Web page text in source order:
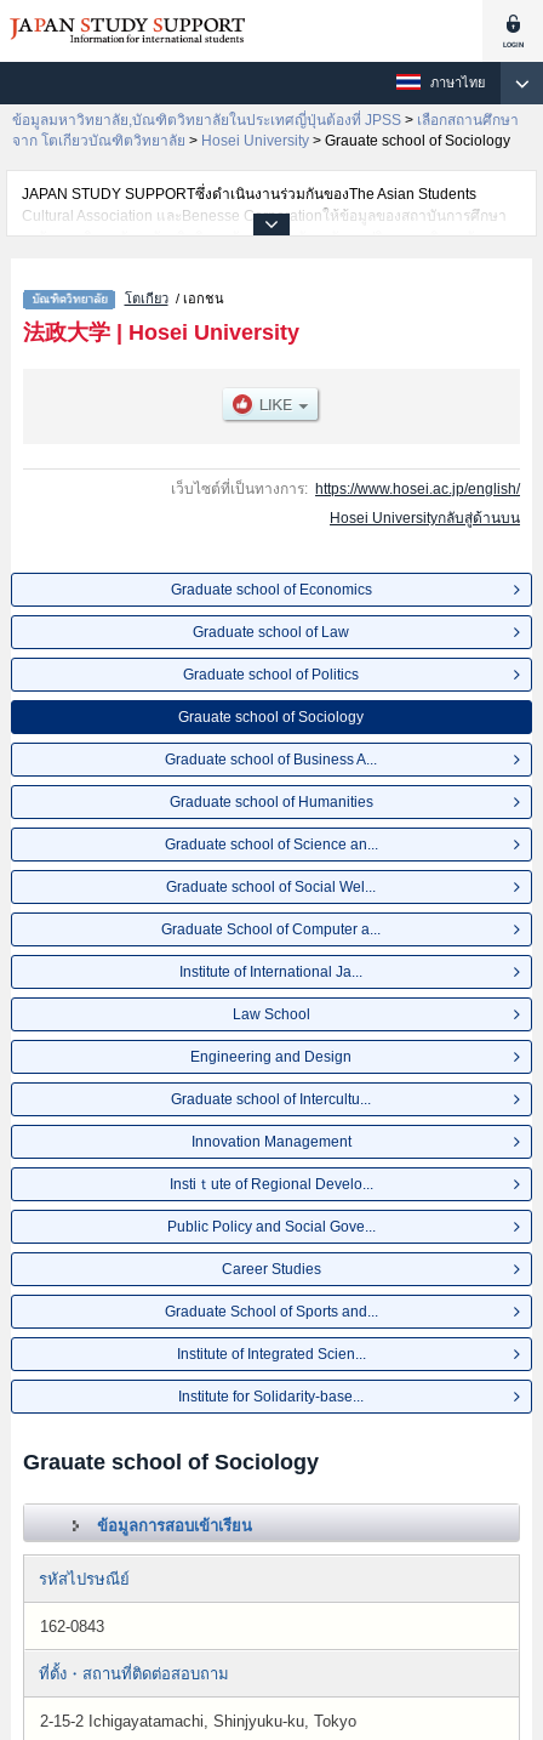
ภาษาไทย
ข้อมูลมหาวิทยาลัย,บัณฑิตวิทยาลัยในประเทศญี่ปุ่นต้องที่ JPSS > เลือกสถานศึกษา
จาก โตเกียวบัณฑิตวิทยาลัย > Hosei University > Grauate school of Sociology
JAPAN STUDY SUPPORTซึ่งดำเนินงานร่วมกันของThe Asian Students
Cultural Association และBenesse Corporationให้ข้อมูลของสถาบันการศึกษา
ระดับมหาวิทยาลัย・บัณฑิตวิทยาลัย・วิทยาลัยระดับอนุปริญญา・วิทยาลัย
เช่นGraduate school of EconomicsหรือGraduate school of LawหรือGraduate
school of PoliticsหรือGrauate school of SociologyหรือGraduate school of
Business AdministrationหรือGraduate school of HumanitiesหรือGraduate
being StudiesหรือGraduate School of Computer and Information
SciencesหรือInstitute of International Japanese StudiesหรือLaw
DevelopmentหรือPublic Policy and Social GovernanceหรือCareer
StudiesหรือGraduate School of Sports and Health StudiesหรือInstitute of
Integrated Science and TechnologyหรือInstitute for Solidarity-based Society
ทางเป็นต้นไว้ด้วยดังนั้นขอเชิญใช้บริการค้นหาข้อมูลตามอัธยาศัย
โตเกียว/ เอกชน
法政大学| Hosei University
เว็บไซต์ที่เป็นทางการ: https://www.hosei.ac.jp/english/
Hosei Universityกลับสู่ด้านบน
Graduate school of Economics
Graduate school of Law
Graduate school of Politics
Grauate school of Sociology
Graduate school of Business A...
Graduate school of Humanities
Graduate school of Science an...
Graduate school of Social Wel...
Graduate School of Computer a...
Institute of International Ja...
Law School
Engineering and Design
Graduate school of Intercultu...
Innovation Management
Instiｔute of Regional Develo...
Public Policy and Social Gove...
Career Studies
Graduate School of Sports and...
Institute of Integrated Scien...
Institute for Solidarity-base...
Grauate school of Sociology
ข้อมูลการสอบเข้าเรียน
รหัสไปรษณีย์
162-0843
ที่ตั้ง・สถานที่ติดต่อสอบถาม
2-15-2 Ichigayatamachi, Shinjyuku-ku, Tokyo